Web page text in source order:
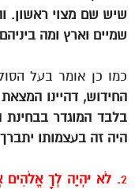
שיש שם מצוי ראשון.
שמיים וארץ ומה
כמו כן אומר בעל
החידוש, דהיינו
בלבד המוגדר
היה זה בעצמותו
2. לֹא יִהְיֶה לְךָ